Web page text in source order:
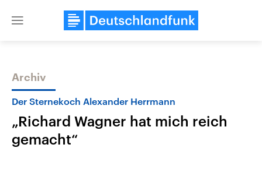
Close
Themen
Archiv
Der Sternekoch Alexander Herrmann
„Richard Wagner hat mich reich
gemacht“